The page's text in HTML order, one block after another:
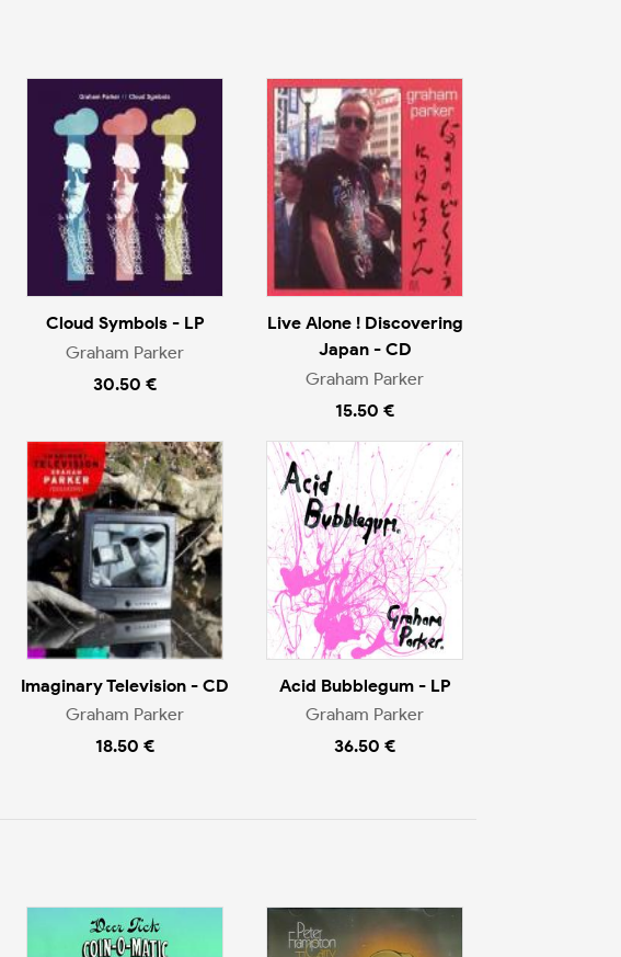
Cloud Symbols - LP
Graham Parker
30.50 €
Live Alone ! Discovering
Japan - CD
Graham Parker
15.50 €
Imaginary Television - CD
Graham Parker
18.50 €
Acid Bubblegum - LP
Graham Parker
36.50 €